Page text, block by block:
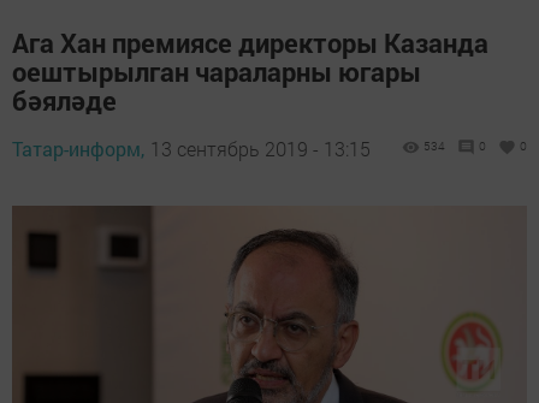
Ага Хан премиясе директоры Казанда
оештырылган чараларны югары
бәяләде
Татар-информ, 13 сентябрь 2019 - 13:15 534 0 0